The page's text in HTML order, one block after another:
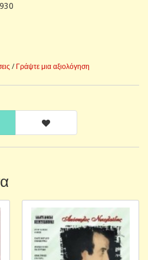
/ Γράψτε μια αξιολόγηση